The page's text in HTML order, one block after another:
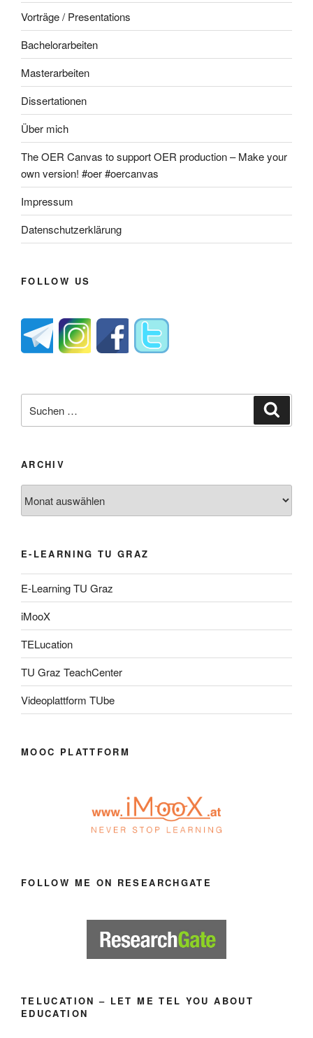
Vorträge / Presentations
Bachelorarbeiten
Masterarbeiten
Dissertationen
Über mich
The OER Canvas to support OER production – Make your
own version! #oer #oercanvas
Impressum
Datenschutzerklärung
FOLLOW US
nach:
ARCHIV
E-LEARNING TU GRAZ
E-Learning TU Graz
iMooX
TELucation
TU Graz TeachCenter
Videoplattform TUbe
MOOC PLATTFORM
FOLLOW ME ON RESEARCHGATE
TELUCATION – LET ME TEL YOU ABOUT
EDUCATION